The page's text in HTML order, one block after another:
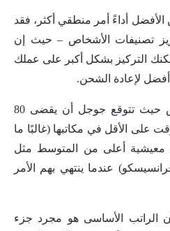
أداءً أمر منطقي أكثر، فقد
تصنيفات الأشخاص – حيث إن
التركيز بشكل أكبر على عملك
لإعادة الشحن.
يبدو هذا صحيحًا بشكل خاص حيث تتوقع جوجل أن يقضى 80
على الأقل في مكاتبها (غالبًا ما
أعلى من المتوسط ​​مثل
عندما ينتهي بهم الأمر
الأساسى هو مجرد جزء